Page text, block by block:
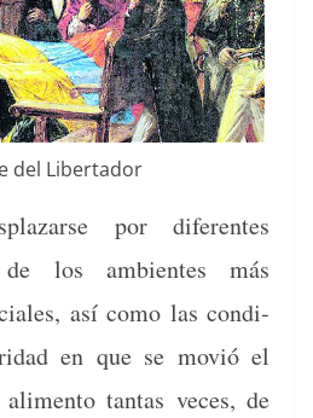
del Libertador
por difer­entes
los ambi­entes más
así como las condi­
en que se movió el
tan­tas veces, de